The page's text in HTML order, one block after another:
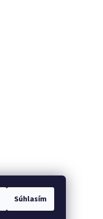
Súhlasím